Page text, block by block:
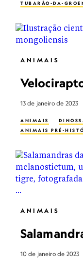
TUBARÃO-DA-
ANIMAIS
13 de janeiro de 2023
ANIMAIS
ANIMAIS PRÉ-
ANIMAIS
10 de janeiro de 2023